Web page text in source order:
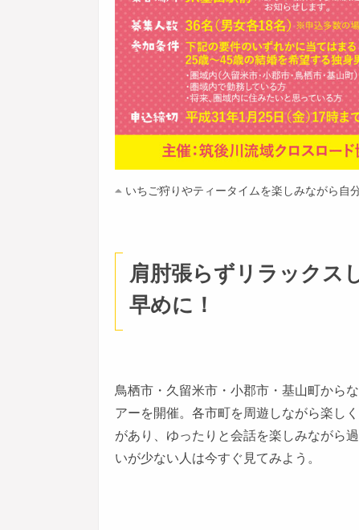
いちご狩りやティータイムを楽しみながら自
肩肘張らずリラックス
早めに！
鳥栖市・久留米市・小郡市・基山町から
アーを開催。各市町を周遊しながら楽し
があり、ゆったりと会話を楽しみながら
いが少ない人は今すぐ見てみよう。